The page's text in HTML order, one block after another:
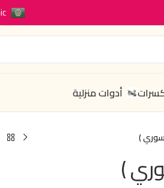
أدوات منزلية
سوري )
)